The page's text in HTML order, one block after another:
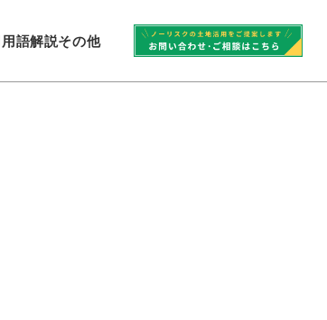
用語解説その他